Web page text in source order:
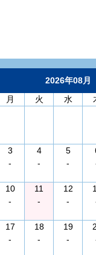
2026年08月
月 火 水
3
-
4
-
5
-
10
-
11
-
12
-
17
-
18
-
19
-